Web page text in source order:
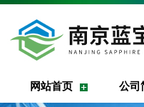
网站首页 公司